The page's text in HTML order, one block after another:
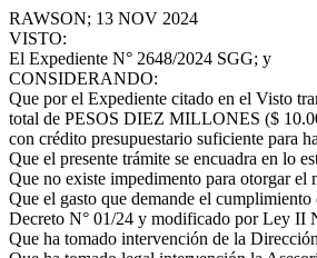
RAWSON; 13 NOV 2024
VISTO:
El Expediente N° 2648/2024 SGG; y
CONSIDERANDO:
Que por el Expediente citado en el Visto
total de PESOS DIEZ MILLONES ($
con crédito presupuestario suficiente para
Que el presente trámite se encuadra en lo
Que no existe impedimento para otorgar el
Que el gasto que demande el
Decreto N° 01/24 y modificado por Ley II
Que ha tomado intervención de la